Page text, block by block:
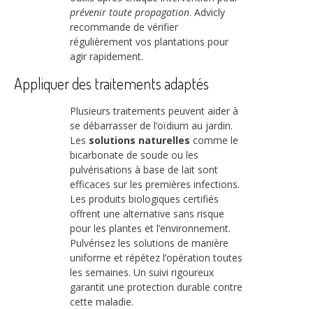
prévenir toute propagation. Advicly
recommande de vérifier
régulièrement vos plantations pour
agir rapidement.
Appliquer des traitements adaptés
Plusieurs traitements peuvent aider à
se débarrasser de l’oïdium au jardin.
Les solutions naturelles comme le
bicarbonate de soude ou les
pulvérisations à base de lait sont
efficaces sur les premières infections.
Les produits biologiques certifiés
offrent une alternative sans risque
pour les plantes et l’environnement.
Pulvérisez les solutions de manière
uniforme et répétez l’opération toutes
les semaines. Un suivi rigoureux
garantit une protection durable contre
cette maladie.